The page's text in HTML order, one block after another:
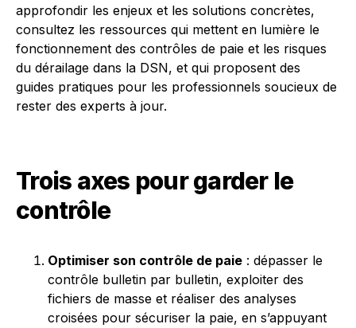
approfondir les enjeux et les solutions concrètes,
consultez les ressources qui mettent en lumière le
fonctionnement des contrôles de paie et les risques
du dérailage dans la DSN, et qui proposent des
guides pratiques pour les professionnels soucieux de
rester des experts à jour.
Trois axes pour garder le
contrôle
Optimiser son contrôle de paie : dépasser le
contrôle bulletin par bulletin, exploiter des
fichiers de masse et réaliser des analyses
croisées pour sécuriser la paie, en s’appuyant